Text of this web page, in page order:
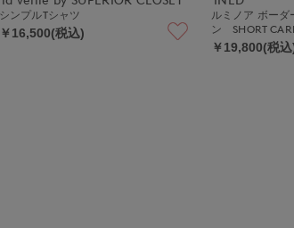
シンプルTシャツ
￥16,500(税込)
ルミノア ボー
ン SHORT
￥19,800(税